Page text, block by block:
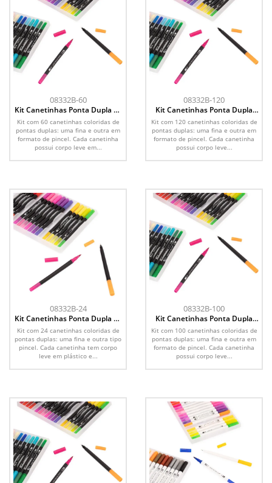
08332B-60
Kit Canetinhas Ponta Dupla 60
Cores
Kit com 60 canetinhas coloridas de
pontas duplas: uma fina e outra em
formato de pincel. Cada canetinha
possui corpo leve em...
08332B-120
Kit Canetinhas Ponta Dupla
120 Cores
Kit com 120 canetinhas coloridas de
pontas duplas: uma fina e outra em
formato de pincel. Cada canetinha
possui corpo leve...
08332B-24
Kit Canetinhas Ponta Dupla 24
Cores
Kit com 24 canetinhas coloridas de
pontas duplas: uma fina e outra tipo
pincel. Cada canetinha tem corpo
leve em plástico e...
08332B-100
Kit Canetinhas Ponta Dupla
100 Cores
Kit com 100 canetinhas coloridas de
pontas duplas: uma fina e outra em
formato de pincel. Cada canetinha
possui corpo leve...